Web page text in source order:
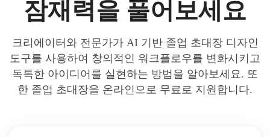
잠재력을 풀어보세요
크리에이터와 전문가가 AI 기반 졸업 초대장 디자인
도구를 사용하여 창의적인 워크플로우를 변화시키고
독특한 아이디어를 실현하는 방법을 알아보세요. 또
한 졸업 초대장을 온라인으로 무료로 지원합니다.